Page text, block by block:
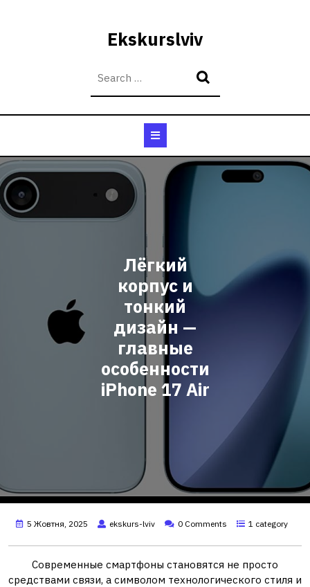
Ekskurslviv
Button
Лёгкий
корпус и
тонкий
дизайн —
главные
особенности
iPhone 17 Air
5 Жовтня, 2025 ekskurs-lviv 0 Comments 1 category
Современные смартфоны становятся не просто
средствами связи, а символом технологического стиля и